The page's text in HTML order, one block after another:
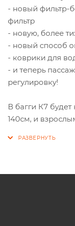
- новый фильтр-
фильтр
- новую, более
- новый способ
- коврики для
- и теперь
регулировку!
В багги К7
140см, и